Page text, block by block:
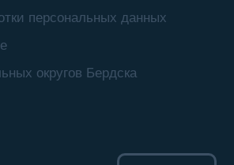
персональных данных
округов Бердска